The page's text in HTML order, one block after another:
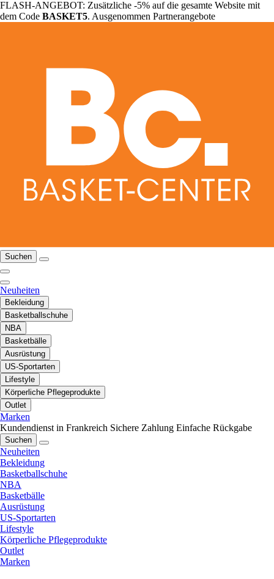
FLASH-ANGEBOT: Zusätzliche -5% auf die gesamte Website mit
dem Code BASKET5. Ausgenommen Partnerangebote
Suchen
Neuheiten
Bekleidung
Basketballschuhe
NBA
Basketbälle
Ausrüstung
US-Sportarten
Lifestyle
Körperliche Pflegeprodukte
Outlet
Marken
Kundendienst in Frankreich Sichere Zahlung Einfache Rückgabe
Suchen
Neuheiten
Bekleidung
Basketballschuhe
NBA
Basketbälle
Ausrüstung
US-Sportarten
Lifestyle
Körperliche Pflegeprodukte
Outlet
Marken